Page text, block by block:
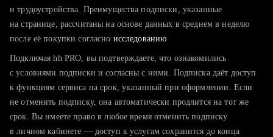
тратите много времени на поиск и вручную поднимаете
хотите сравнить себя с конкурентами и оценить шансы
и трудоустройства. Преимущества подписки, указанные
на странице, рассчитаны на основе данных в среднем в неделю
после её покупки согласно исследованию
Подключая hh PRO, вы подтверждаете, что ознакомились
с условиями подписки и согласны с ними. Подписка даёт доступ
к функциям сервиса на срок, указанный при оформлении. Если
не отменить подписку, она автоматически продлится на тот же
срок. Вы имеете право в любое время отменить подписку
в личном кабинете — доступ к услугам сохранится до конца